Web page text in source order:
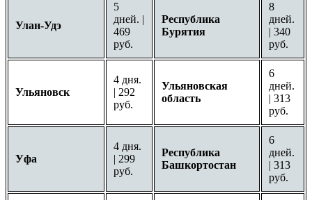
Улан-Удэ
5
дней. |
469
руб.
Республика
Бурятия
8
дней.
| 340
руб.
Ульяновск
4 дня.
| 292
руб.
Ульяновская
область
6
дней.
| 313
руб.
Уфа
4 дня.
| 299
руб.
Республика
Башкортостан
6
дней.
| 313
руб.